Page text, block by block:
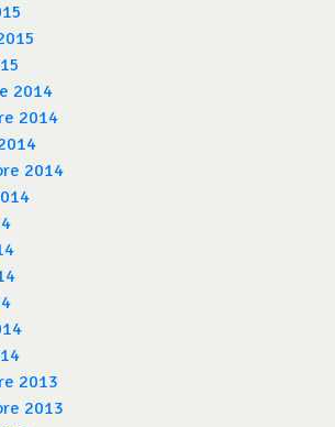
2014
2014
2014
2013
2013